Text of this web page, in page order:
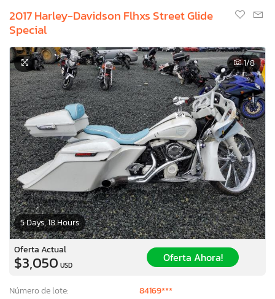
2017 Harley-Davidson Flhxs Street Glide
Special
5 Days, 18 Hours
1/8
Oferta Actual
$3,050 USD
Oferta Ahora!
Número de lote:
84169***